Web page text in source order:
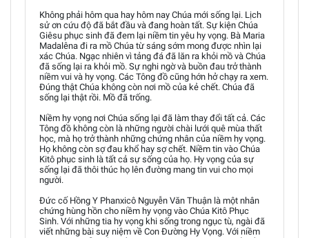
Không phải hôm qua hay hôm nay Chúa mới sống lại. Lịch
sử ơn cứu độ đã bắt đầu và đang hoàn tất. Sự kiện Chúa
Giêsu phục sinh đã đem lại niềm tin yêu hy vọng. Bà Maria
Madalêna đi ra mồ Chúa từ sáng sớm mong được nhìn lại
xác Chúa. Ngạc nhiên vì tảng đá đã lăn ra khỏi mồ và Chúa
đã sống lại ra khỏi mồ. Sự nghi ngờ và buồn đau trở thành
niềm vui và hy vọng. Các Tông đồ cũng hớn hở chạy ra xem.
Đúng thật Chúa không còn nơi mồ của kẻ chết. Chúa đã
sống lại thật rồi. Mồ đã trống.
Niềm hy vọng nơi Chúa sống lại đã làm thay đổi tất cả. Các
Tông đồ không còn là những người chài lưới quê mùa thất
học, mà họ trở thành những chứng nhân của niềm hy vọng.
Họ không còn sợ đau khổ hay sợ chết. Niềm tin vào Chúa
Kitô phục sinh là tất cả sự sống của họ. Hy vọng của sự
sống lại đã thôi thúc họ lên đường mang tin vui cho mọi
người.
Đức cố Hồng Y Phanxicô Nguyễn Văn Thuận là một nhân
chứng hùng hồn cho niềm hy vọng vào Chúa Kitô Phục
Sinh. Với những tia hy vọng khi sống trong ngục tù, ngài đã
viết những bài suy niệm về Con Đường Hy Vọng. Với niềm